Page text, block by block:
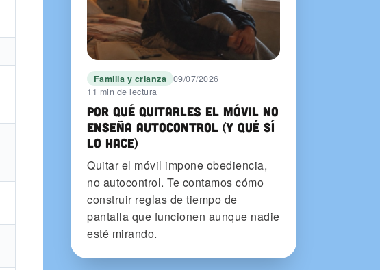
Familia y crianza 09/07/2026
11 min de lectura
Por qué quitarles el móvil no
enseña autocontrol (y qué sí
lo hace)
Quitar el móvil impone obediencia,
no autocontrol. Te contamos cómo
construir reglas de tiempo de
pantalla que funcionen aunque nadie
esté mirando.